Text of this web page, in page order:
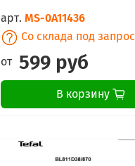
арт.MS-0A11436
Со склада под запрос
от 599 руб
В корзину